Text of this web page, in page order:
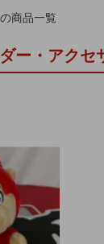
商品一覧
ダー・アク